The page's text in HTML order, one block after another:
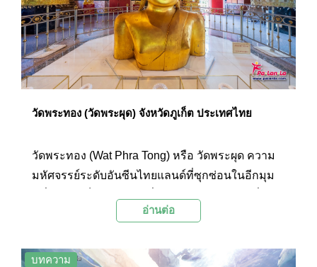
วัดพระทอง (วัดพระผุด) จังหวัดภูเก็ต ประเทศไทย
วัดพระทอง (Wat Phra Tong) หรือ วัดพระผุด ความ
มหัศจรรย์ระดับอันซีนไทยแลนด์ที่ซุกซ่อนในอีกมุม
เล่าอันศักดิ์สิทธิ์ของพระพุทธรูปองค์ใหญ่ ซึ่งโผล่พ้น
จากพื้นดินเดียวครึ่งองค์อันเป็นที่มาของชื่อ
อ่านต่อ
บทความ